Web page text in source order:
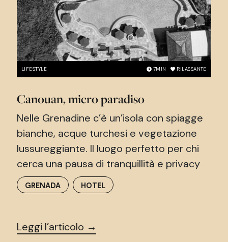
LIFESTYLE 7MIN RILASSANTE
Canouan, micro paradiso
Nelle Grenadine c’è un’isola con spiagge
bianche, acque turchesi e vegetazione
lussureggiante. Il luogo perfetto per chi
cerca una pausa di tranquillità e privacy
GRENADA HOTEL
Leggi l’articolo →